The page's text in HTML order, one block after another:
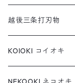
越後三条打刃物
KOIOKI コイオキ
コイオキ in 特製桐箱